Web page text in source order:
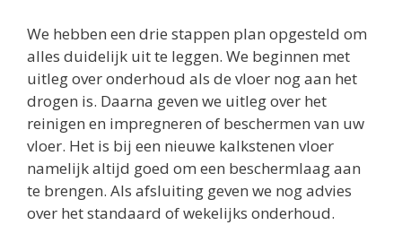
We hebben een drie stappen plan opgesteld om
alles duidelijk uit te leggen. We beginnen met
uitleg over onderhoud als de vloer nog aan het
drogen is. Daarna geven we uitleg over het
reinigen en impregneren of beschermen van uw
vloer. Het is bij een nieuwe kalkstenen vloer
namelijk altijd goed om een beschermlaag aan
te brengen. Als afsluiting geven we nog advies
over het standaard of wekelijks onderhoud.